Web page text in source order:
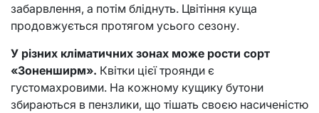
забарвлення, а потім бліднуть. Цвітіння куща
продовжується протягом усього сезону.
У різних кліматичних зонах може рости сорт
«Зоненширм». Квітки цієї троянди є
густомахровими. На кожному кущику бутони
збираються в пензлики, що тішать своєю насиченістю